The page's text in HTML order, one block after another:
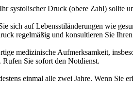
systolischer Druck (obere Zahl) sollte
sich auf Lebensstiländerungen wie
regelmäßig und konsultieren Sie
medizinische Aufmerksamkeit,
Sie sofort den Notdienst.
einmal alle zwei Jahre. Wenn